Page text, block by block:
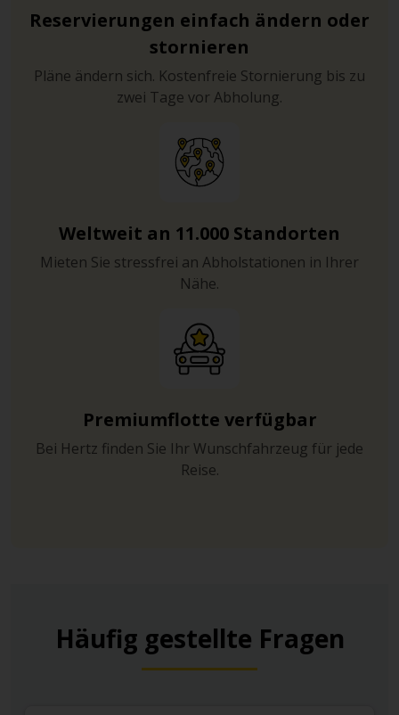
Reservierungen einfach ändern oder
stornieren
Pläne ändern sich. Kostenfreie Stornierung bis zu
zwei Tage vor Abholung.
Weltweit an 11.000 Standorten
Mieten Sie stressfrei an Abholstationen in Ihrer
Nähe.
Premiumflotte verfügbar
Bei Hertz finden Sie Ihr Wunschfahrzeug für jede
Reise.
Häufig gestellte Fragen